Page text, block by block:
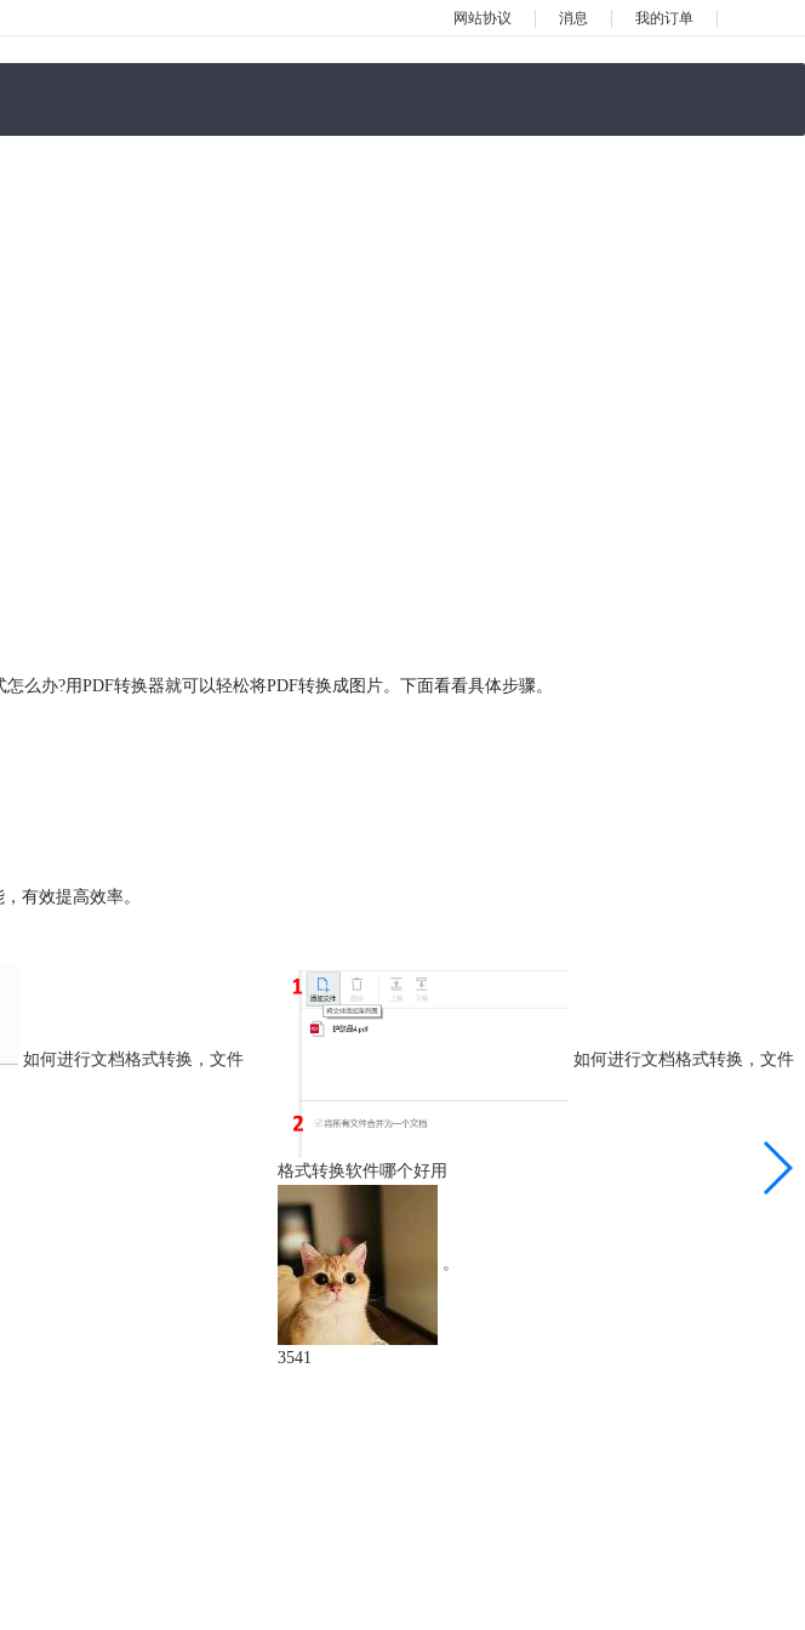
网站协议 消息 我的订单
么办?用PDF转换器就可以轻松将PDF转换成图片。下面看看具体步骤。
有效提高效率。
如何进行文档格式转换，文件 如何进行文档格式转换，文件
格式转换软件哪个好用
。
3541